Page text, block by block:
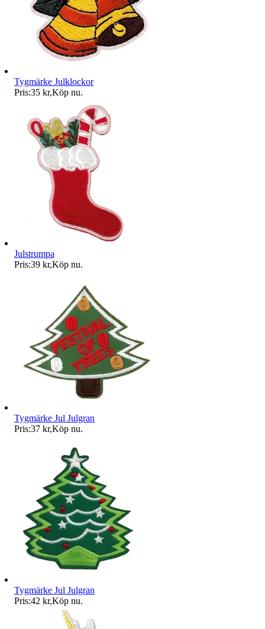
Tygmärke Julklockor
Pris:35 kr,Köp nu.
Julstrumpa
Pris:39 kr,Köp nu.
Tygmärke Jul Julgran
Pris:37 kr,Köp nu.
Tygmärke Jul Julgran
Pris:42 kr,Köp nu.